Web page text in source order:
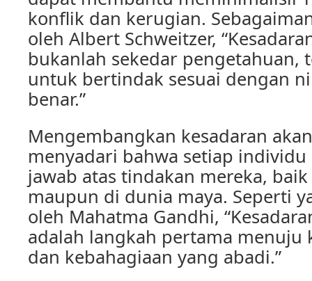
konflik dan kerugian.
oleh Albert Schweitzer,
bukanlah sekedar pengetahuan,
untuk bertindak sesuai dengan
benar.”
Mengembangkan kesadaran
menyadari bahwa setiap
jawab atas tindakan mereka,
maupun di dunia maya. Seperti
oleh Mahatma Gandhi,
adalah langkah pertama menuju
dan kebahagiaan yang abadi.”